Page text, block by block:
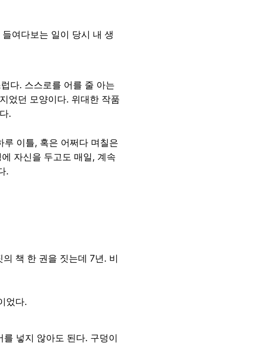
여다보는 일이 당시 내 생
다. 스스로를 어를 줄 아는
었던 모양이다. 위대한 작품
.
루 이틀, 혹은 어쩌다 며칠은
자신을 두고도 매일, 계속
.
책 한 권을 짓는데 7년. 비
었다.
넣지 않아도 된다. 구덩이